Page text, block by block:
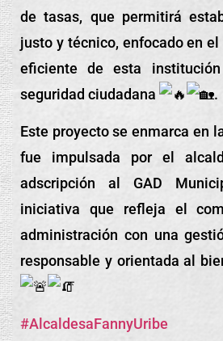
de tasas, que permitirá
justo y técnico, enfocado en
eficiente de esta
seguridad ciudadana
.
Este proyecto se enmarca en
fue impulsada por el
adscripción al GAD
iniciativa que refleja el
administración con una
responsable y orientada al
#AlcaldesaFannyUribe